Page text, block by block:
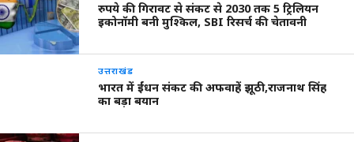
रुपये की गिरावट से संकट से 2030 तक 5 ट्रिलियन
इकोनॉमी बनी मुश्किल, SBI रिसर्च की चेतावनी
उत्तराखंड
भारत में ईंधन संकट की अफवाहें झूठी,राजनाथ सिंह
का बड़ा बयान